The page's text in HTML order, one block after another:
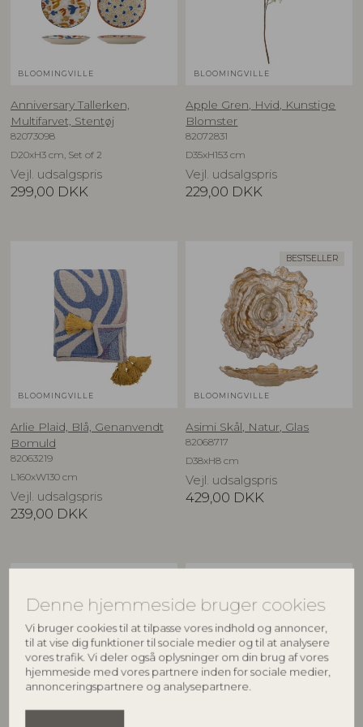
Denne hjemmeside bruger cookies
Vi bruger cookies til at tilpasse vores indhold og annoncer,
til at vise dig funktioner til sociale medier og til at analysere
vores trafik. Vi deler også oplysninger om din brug af vores
hjemmeside med vores partnere inden for sociale medier,
annonceringspartnere og analysepartnere.
BLOOMINGVILLE
Anniversary Tallerken,
Multifarvet, Stentøj
82073098
D20xH3 cm, Set of 2
Vejl. udsalgspris
299,00 DKK
BLOOMINGVILLE
Apple Gren, Hvid, Kunstige
Blomster
82072831
D35xH153 cm
Vejl. udsalgspris
229,00 DKK
BLOOMINGVILLE
Arlie Plaid, Blå, Genanvendt
Bomuld
82063219
L160xW130 cm
Vejl. udsalgspris
239,00 DKK
BESTSELLER
BLOOMINGVILLE
Asimi Skål, Natur, Glas
82068717
D38xH8 cm
Vejl. udsalgspris
429,00 DKK